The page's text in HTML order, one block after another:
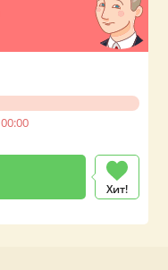
00:00
Хит!